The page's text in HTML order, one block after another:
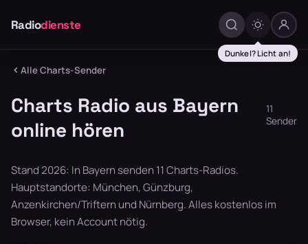
Radiodienste
Dunkel? Licht an!
Alle Charts-Sender
Charts Radio aus Bayern
online hören
11
Sender
Stand 2026: In Bayern senden 11 Charts-Radios.
Hauptstandorte: München, Günzburg,
Anzenkirchen/Triftern und Nürnberg. Alles kostenlos im
Browser, kein Account nötig.